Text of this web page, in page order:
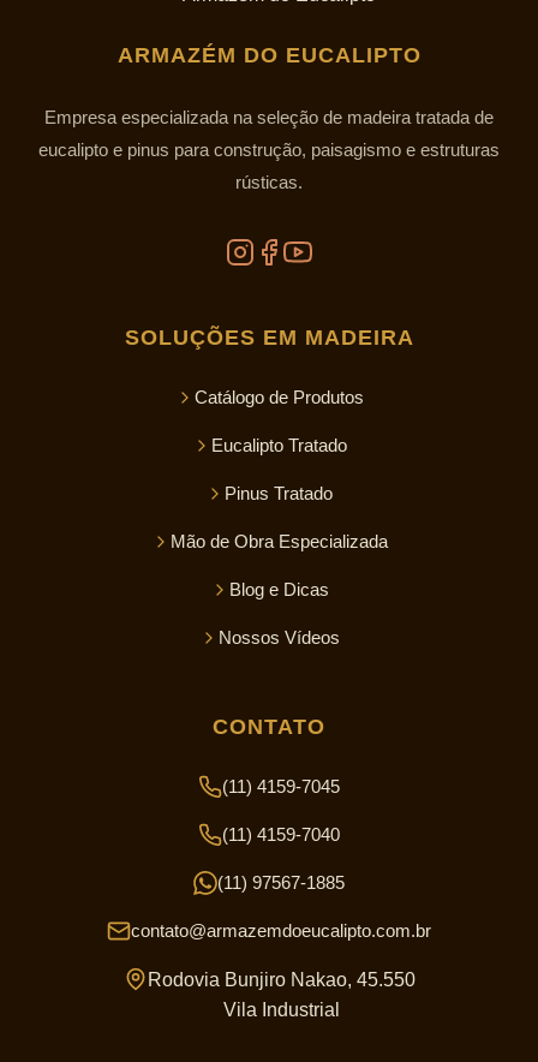
ARMAZÉM DO EUCALIPTO
Empresa especializada na seleção de madeira tratada de
eucalipto e pinus para construção, paisagismo e estruturas
rústicas.
SOLUÇÕES EM MADEIRA
Catálogo de Produtos
Eucalipto Tratado
Pinus Tratado
Mão de Obra Especializada
Blog e Dicas
Nossos Vídeos
CONTATO
(11) 4159-7045
(11) 4159-7040
(11) 97567-1885
contato@armazemdoeucalipto.com.br
Rodovia Bunjiro Nakao, 45.550
Vila Industrial